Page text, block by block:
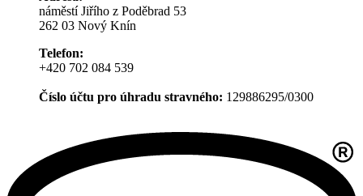
náměstí Jiřího z Poděbrad 53
262 03 Nový Knín
Telefon:
+420 702 084 539
Číslo účtu pro úhradu stravného: 129886295/0300